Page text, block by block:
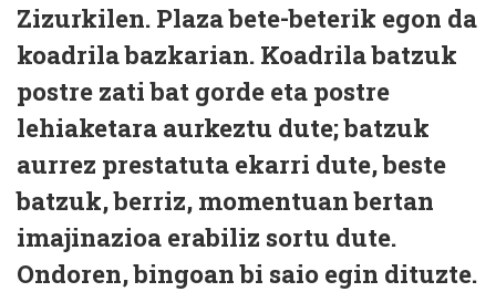
Zizurkilen. Plaza bete-beterik egon da
koadrila bazkarian. Koadrila batzuk
postre zati bat gorde eta postre
lehiaketara aurkeztu dute; batzuk
aurrez prestatuta ekarri dute, beste
batzuk, berriz, momentuan bertan
imajinazioa erabiliz sortu dute.
Ondoren, bingoan bi saio egin dituzte.